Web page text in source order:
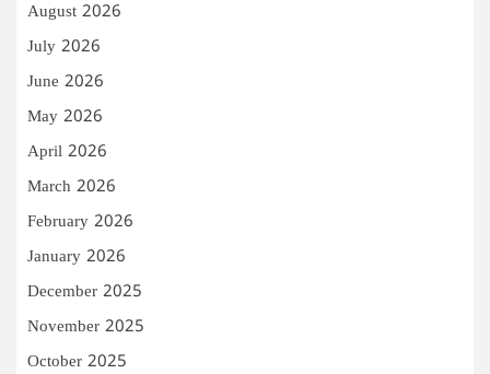
August 2026
July 2026
June 2026
May 2026
April 2026
March 2026
February 2026
January 2026
December 2025
November 2025
October 2025